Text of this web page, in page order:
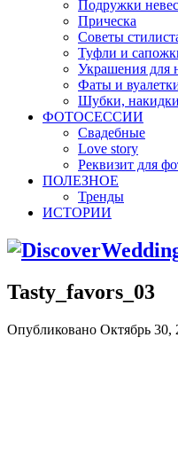
Подружки
Прическа
Советы
Туфли и
Украшения для
Фаты и
Шубки,
ФОТОСЕССИИ
Свадебные
Love story
Реквизит для
ПОЛЕЗНОЕ
Тренды
ИСТОРИИ
Tasty_favors_03
Опубликовано Октябрь 30,